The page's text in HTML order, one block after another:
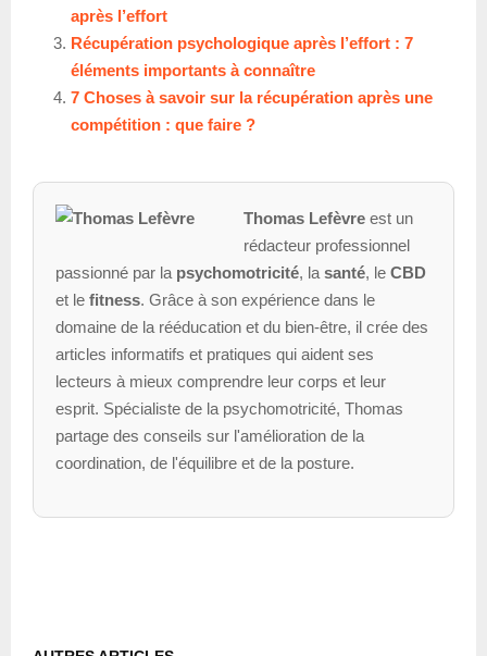
après l’effort
Récupération psychologique après l’effort : 7
éléments importants à connaître
7 Choses à savoir sur la récupération après une
compétition : que faire ?
Thomas Lefèvreest un
rédacteur professionnel
passionné par la psychomotricité, la santé, le CBD
et le fitness. Grâce à son expérience dans le
domaine de la rééducation et du bien-être, il crée des
articles informatifs et pratiques qui aident ses
lecteurs à mieux comprendre leur corps et leur
esprit. Spécialiste de la psychomotricité, Thomas
partage des conseils sur l'amélioration de la
coordination, de l'équilibre et de la posture.